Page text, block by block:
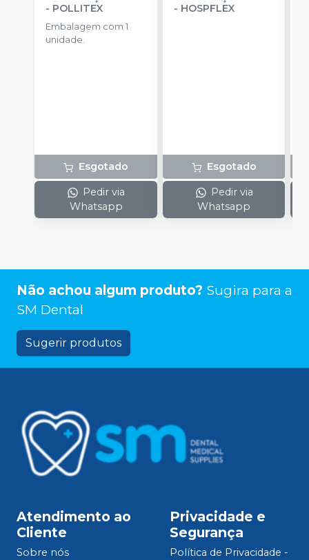
- POLLITEX
Embalagem com 1
unidade.
Esgotado
Pedir via
Whatsapp
- HOSPFLEX
Esgotado
Pedir via
Whatsapp
Não achou algum produto? Sugira para a
SM Dental
Sugerir produtos
Atendimento ao
Cliente
Sobre nós
Privacidade e
Segurança
Política de Privacidade -